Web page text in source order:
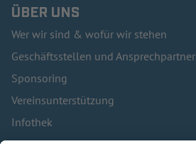
ÜBER UNS
Wer wir sind & wofür wir stehen
Geschäftsstellen und Ansprechpartner
Sponsoring
Vereinsunterstützung
Infothek